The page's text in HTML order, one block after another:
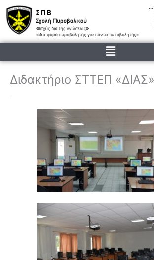
Μετάβαση
στο
περιεχόμενο
Menu
Διδακτήριο ΣΤΤΕΠ «ΔΙΑΣ»